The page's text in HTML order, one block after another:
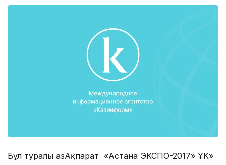
Бұл туралы ҚазАқпарат «Астана ЭКСПО-2017» ҰК»